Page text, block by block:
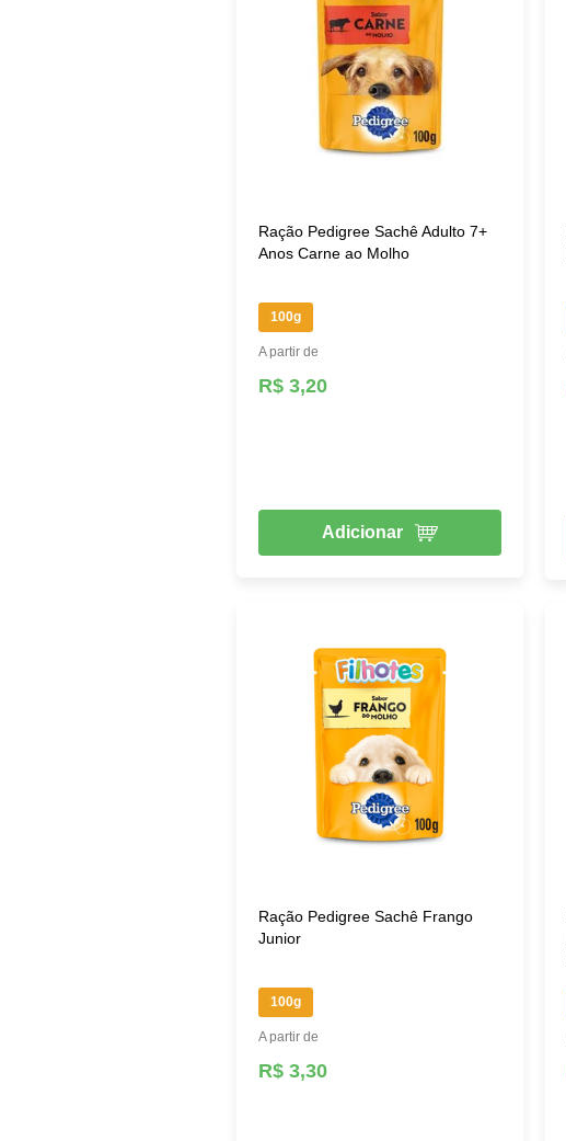
Ração Pedigree Sachê Adulto 7+
Anos Carne ao Molho
100g
A partir de
R$ 3,20
Adicionar
Ração Pedigree Sachê Frango
Junior
100g
A partir de
R$ 3,30